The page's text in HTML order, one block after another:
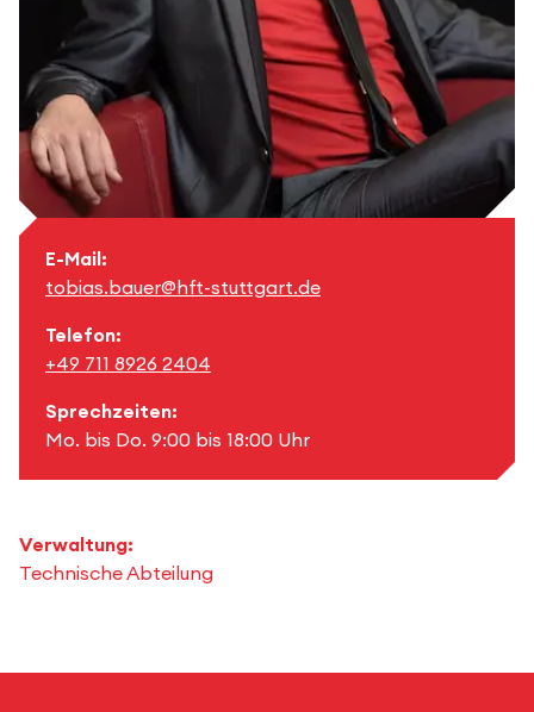
Verwaltung:
Technische Abteilung
E-Mail:
tobias.bauer@hft-stuttgart.de
Telefon:
+49 711 8926 2404
Sprechzeiten:
Mo. bis Do. 9:00 bis 18:00 Uhr